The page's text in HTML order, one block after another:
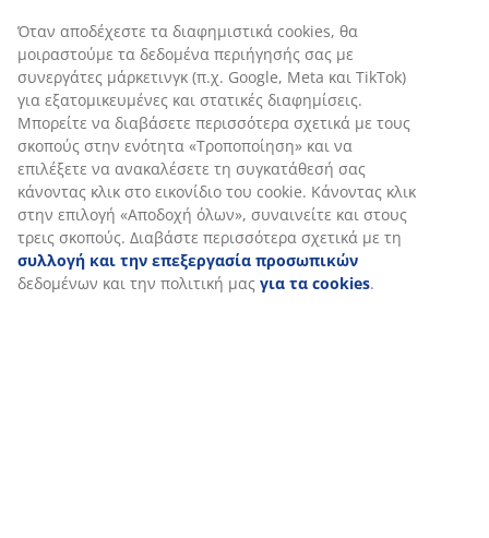
Αποστολή
Όταν αποδέχεστε τα διαφημιστικά cookies, θα
μοιραστούμε τα δεδομένα περιήγησής σας με
συνεργάτες μάρκετινγκ (π.χ. Google, Meta και TikTok)
για εξατομικευμένες και στατικές διαφημίσεις.
Μπορείτε να διαβάσετε περισσότερα σχετικά με τους
σκοπούς στην ενότητα «Τροποποίηση» και να
επιλέξετε να ανακαλέσετε τη συγκατάθεσή σας
κάνοντας κλικ στο εικονίδιο του cookie. Κάνοντας κλικ
στην επιλογή «Αποδοχή όλων», συναινείτε και στους
τρεις σκοπούς. Διαβάστε περισσότερα σχετικά με τη
συλλογή και την επεξεργασία προσωπικών
δεδομένων και την πολιτική μας για τα cookies.